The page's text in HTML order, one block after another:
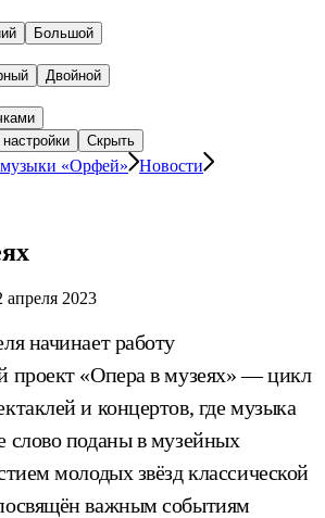
Большой
Двойной
Скрыть
музыки «Орфей» Новости
апреля 2023
начинает работу
проект «Опера в музеях» — цикл
и концертов, где музыка
слово поданы в музейных
молодых звёзд классической
важным событиям